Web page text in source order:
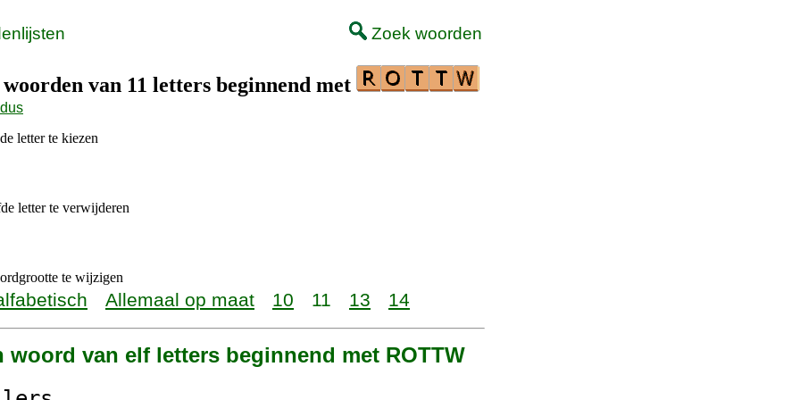
Zoek woorden
van 11 letters beginnend met
letter te kiezen
letter te verwijderen
te wijzigen
Allemaal op maat 10 11 13 14
woord van elf letters beginnend met ROTTW